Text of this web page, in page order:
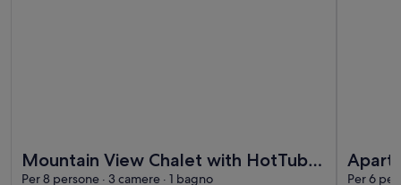
Mountain View Chalet with HotTub
Per 8 persone · 3 camere · 1 bagno Per 6